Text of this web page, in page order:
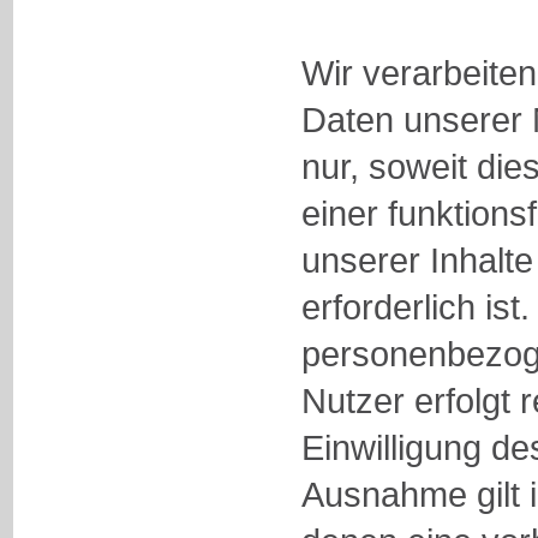
Wir
Daten unserer
nur, soweit
einer
unserer
erforderlich
Nutzer erfolgt
Einwilligung
Ausnahme gilt